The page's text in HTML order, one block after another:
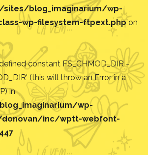
blog_imaginarium/wp-
wp-filesystem-ftpext.phpon
constant FS_CHMOD_DIR -
(this will throw an Error in a
in
wp-
inc/wptt-webfont-
447